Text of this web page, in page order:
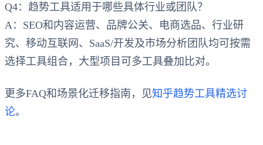
Q4：趋势工具适用于哪些具体行业或团队？
A：SEO和内容运营、品牌公关、电商选品、行业研
究、移动互联网、SaaS/开发及市场分析团队均可按需
选择工具组合，大型项目可多工具叠加比对。
更多FAQ和场景化迁移指南，见知乎趋势工具精选讨
论。